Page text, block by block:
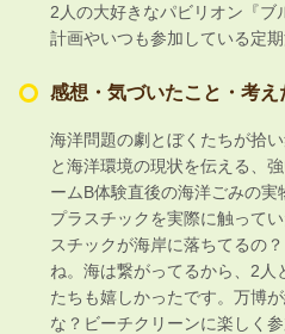
2人の大好きなパビリオン『
計画やいつも参加している定
感想・気づいたこと・考え
海洋問題の劇とぼくたちが拾
と海洋環境の現状を伝える、
ームB体験直後の海洋ごみの
プラスチックを実際に触って
スチックが海岸に落ちてるの
ね。海は繋がってるから、2人
たちも嬉しかったです。万博
な？ビーチクリーンに楽しく